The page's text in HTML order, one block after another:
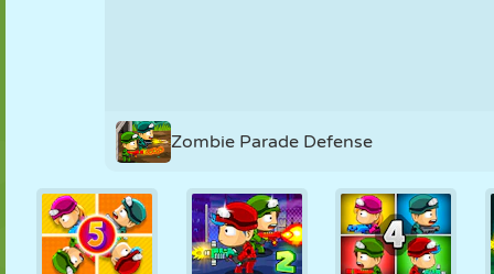
Zombie Parade Defense